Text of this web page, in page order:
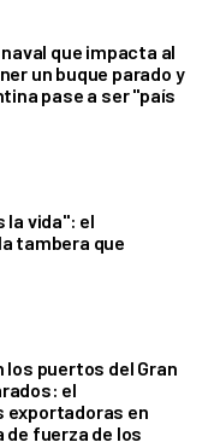
que impacta al
un buque parado y
pase a ser "país
la vida": el
tambera que
los puertos del Gran
el
exportadoras en
fuerza de los